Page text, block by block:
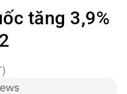
tăng 3,9%